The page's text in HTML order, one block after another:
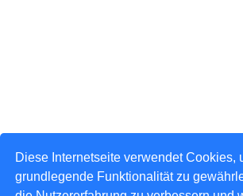
Diese Internetseite verwendet Cookies,
grundlegende Funktionalität zu